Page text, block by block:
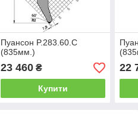
Пуансон P.283.60.C
(835мм.)
23 460₴
Купити
22